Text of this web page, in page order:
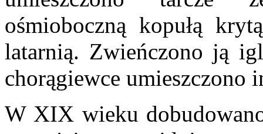
ośmioboczną kopułą
latarnią. Zwieńczono ją
chorągiewce
W XIX wieku